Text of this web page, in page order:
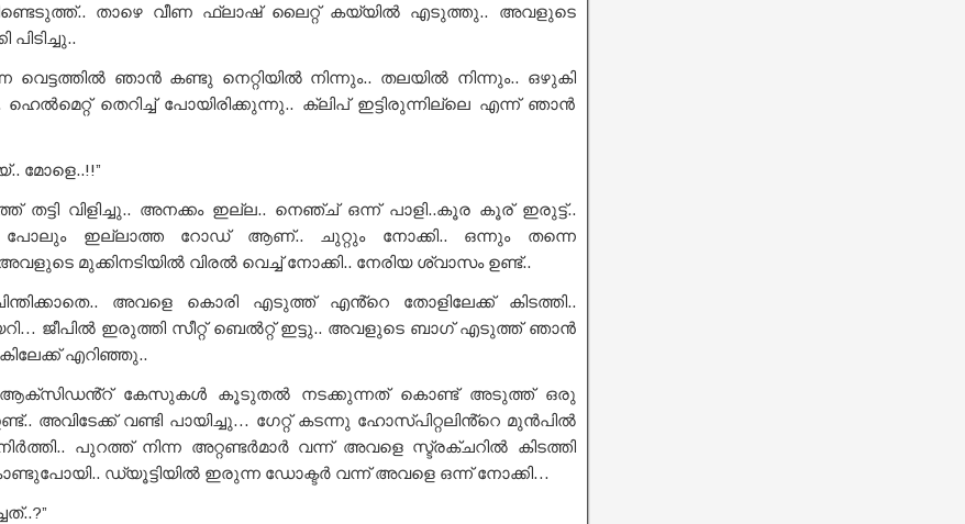
താഴെ വീണ ഫ്ലാഷ് ലൈറ്റ് കയ്യിൽ എടുത്തു.. അവളുടെ
പിടിച്ചു..
ഞാൻ കണ്ടു നെറ്റിയിൽ നിന്നും.. തലയിൽ നിന്നും.. ഒഴുകി
തെറിച്ച് പോയിരിക്കുന്നു.. ക്ലിപ് ഇട്ടിരുന്നില്ലെ എന്ന് ഞാൻ
മോളെ..!!”
വിളിച്ചു.. അനക്കം ഇല്ല.. നെഞ്ച് ഒന്ന് പാളി..കൂര കൂര് ഇരുട്ട്..
പോലും ഇല്ലാത്ത റോഡ് ആണ്.. ചുറ്റും നോക്കി.. ഒന്നും തന്നെ
മുക്കിനടിയിൽ വിരൽ വെച്ച് നോക്കി.. നേരിയ ശ്വാസം ഉണ്ട്..
അവളെ കൊരി എടുത്ത് എൻ്റെ തോളിലേക്ക് കിടത്തി..
ജീപിൽ ഇരുത്തി സീറ്റ് ബെൽറ്റ് ഇട്ടു.. അവളുടെ ബാഗ് എടുത്ത് ഞാൻ
എറിഞ്ഞു..
കേസുകൾ കൂടുതൽ നടക്കുന്നത് കൊണ്ട് അടുത്ത് ഒരു
അവിടേക്ക് വണ്ടി പായിച്ചു… ഗേറ്റ് കടന്നു ഹോസ്പിറ്റലിൻ്റെ മുൻപിൽ
നിർത്തി.. പുറത്ത് നിന്ന അറ്റണ്ടർമാർ വന്ന് അവളെ സ്ട്രക്ചറിൽ കിടത്തി
ഡ്യൂട്ടിയിൽ ഇരുന്ന ഡോക്ടർ വന്ന് അവളെ ഒന്ന് നോക്കി…